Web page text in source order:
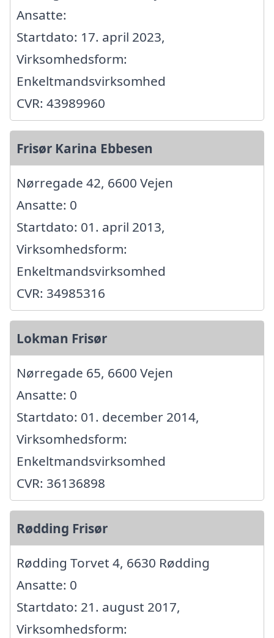
Ansatte:
Startdato: 17. april 2023,
Virksomhedsform:
Enkeltmandsvirksomhed
CVR: 43989960
Frisør Karina Ebbesen
Nørregade 42, 6600 Vejen
Ansatte: 0
Startdato: 01. april 2013,
Virksomhedsform:
Enkeltmandsvirksomhed
CVR: 34985316
Lokman Frisør
Nørregade 65, 6600 Vejen
Ansatte: 0
Startdato: 01. december 2014,
Virksomhedsform:
Enkeltmandsvirksomhed
CVR: 36136898
Rødding Frisør
Rødding Torvet 4, 6630 Rødding
Ansatte: 0
Startdato: 21. august 2017,
Virksomhedsform: